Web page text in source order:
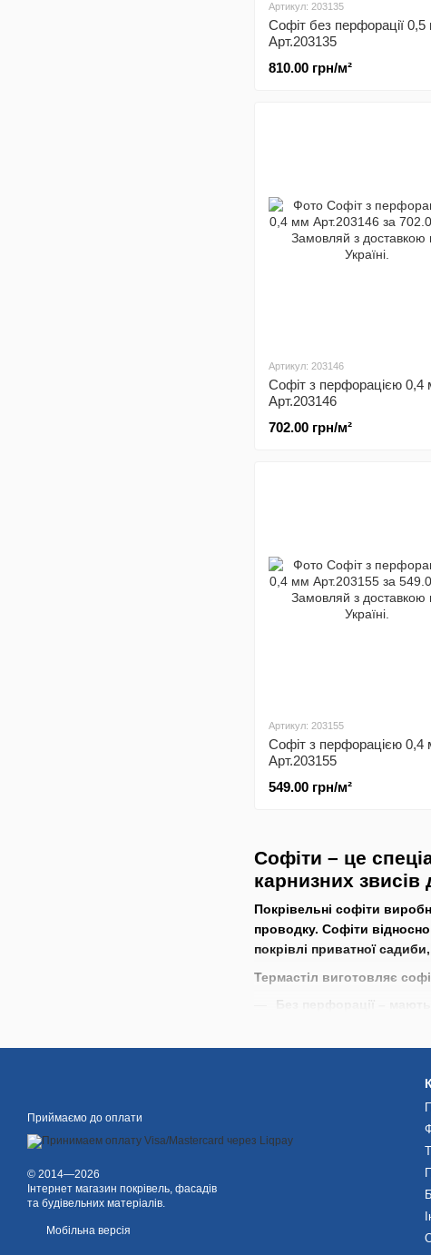
Софіти – це
карнизних звисів
Покрівельні софіти
проводку. Софіти
покрівлі приватної
Термастіл виготовляє
появі цвілі та грибка.
Переваги софітів
Легкість монтажу
Надають довершений
Забезпечують
Стійкі до
Артикул: 203135
Софіт без перфорації
Арт.203135
810.00 грн/м²
Артикул: 203146
Софіт з перфорацією 0,4
Арт.203146
702.00 грн/м²
Артикул: 203155
Софіт з перфорацією 0,4
Арт.203155
549.00 грн/м²
Приймаємо до оплати
© 2014—2026
Інтернет магазин покрівель, фасадів
та будівельних матеріалів.
Мобільна версія